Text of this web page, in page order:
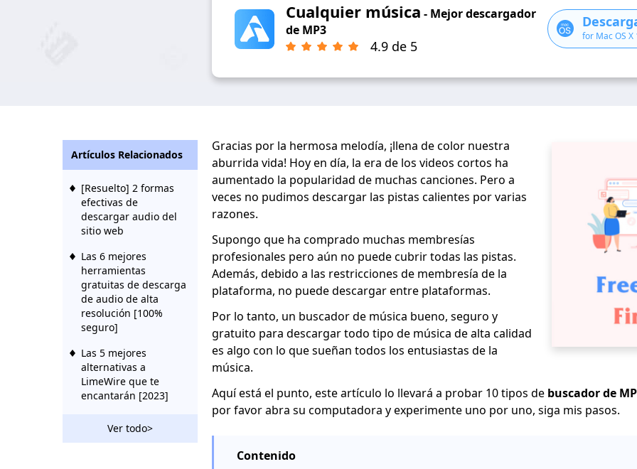
Cualquier música - Mejor descargador
de MP3
4.9 de 5
for Mac OS X
Gracias por la hermosa melodía, ¡llena de color nuestra
aburrida vida! Hoy en día, la era de los videos cortos ha
aumentado la popularidad de muchas canciones. Pero a
veces no pudimos descargar las pistas calientes por varias
razones.
Supongo que ha comprado muchas membresías
profesionales pero aún no puede cubrir todas las pistas.
Además, debido a las restricciones de membresía de la
plataforma, no puede descargar entre plataformas.
Por lo tanto, un buscador de música bueno, seguro y
gratuito para descargar todo tipo de música de alta calidad
es algo con lo que sueñan todos los entusiastas de la
música.
Aquí está el punto, este artículo lo llevará a probar 10 tipos de buscador de
por favor abra su computadora y experimente uno por uno, siga mis pasos.
Contenido
Artículos Relacionados
[Resuelto] 2 formas
efectivas de
descargar audio del
sitio web
Las 6 mejores
herramientas
gratuitas de descarga
de audio de alta
resolución [100%
seguro]
Las 5 mejores
alternativas a
LimeWire que te
encantarán [2023]
Revisión gratuita del
buscador de MP3: el
Ver todo>